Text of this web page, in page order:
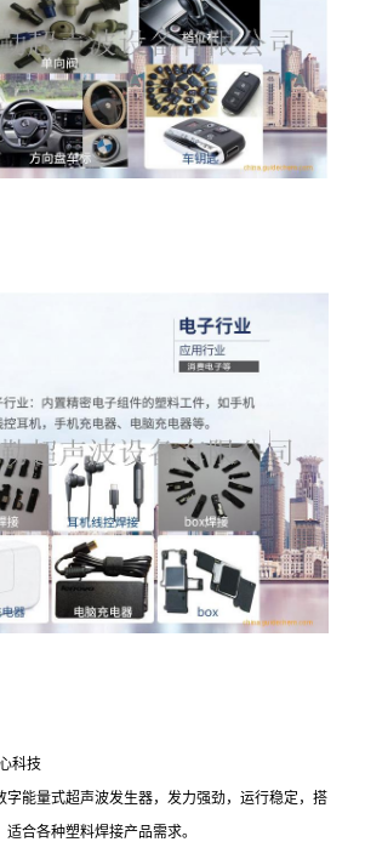
科技
字能量式超声波发生器，发力强劲，运行稳定，搭
合各种塑料焊接产品需求。